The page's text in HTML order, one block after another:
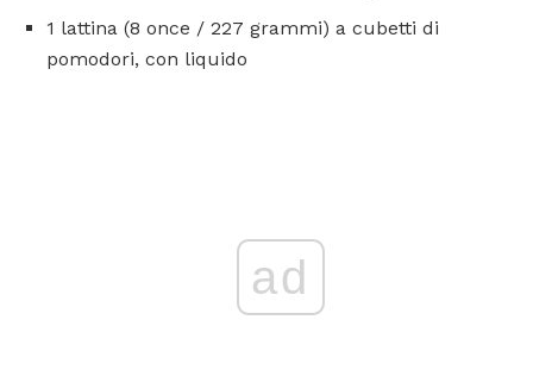
1 lattina (8 once / 227 grammi) a cubetti di
pomodori, con liquido
ad